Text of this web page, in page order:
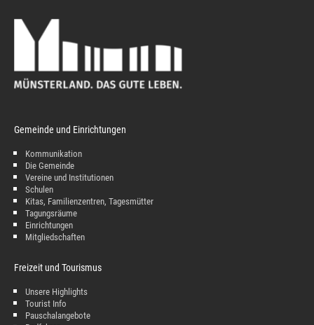
Gemeinde und Einrichtungen
Kommunikation
Die Gemeinde
Vereine und Institutionen
Schulen
Kitas, Familienzentren, Tagesmütter
Tagungsräume
Einrichtungen
Mitgliedschaften
Freizeit und Tourismus
Unsere Highlights
Tourist Info
Pauschalangebote